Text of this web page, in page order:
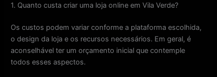
1. Quanto custa criar uma loja online em Vila Verde?
Os custos podem variar conforme a plataforma escolhida,
o design da loja e os recursos necessários. Em geral, é
aconselhável ter um orçamento inicial que contemple
todos esses aspectos.